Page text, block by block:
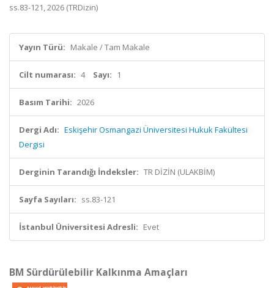
ss.83-121, 2026 (TRDizin)
Yayın Türü: Makale / Tam Makale
Cilt numarası: 4 Sayı: 1
Basım Tarihi: 2026
Dergi Adı: Eskişehir Osmangazi Üniversitesi Hukuk Fakültesi
Dergisi
Derginin Tarandığı İndeksler: TR DİZİN (ULAKBİM)
Sayfa Sayıları: ss.83-121
İstanbul Üniversitesi Adresli: Evet
BM Sürdürülebilir Kalkınma Amaçları